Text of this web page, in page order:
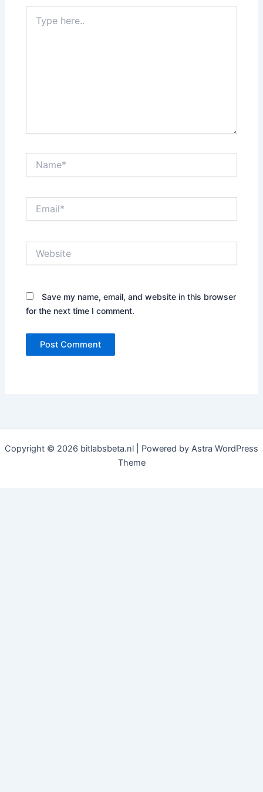
here..
Save my name, email, and website in this browser
for the next time I comment.
Copyright © 2026 bitlabsbeta.nl | Powered by Astra WordPress
Theme